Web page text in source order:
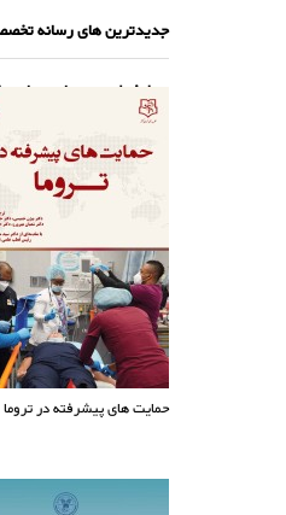
جدیدترین های رسانه
پرطرفدارترین های
حمایت های پیشرفته در تروما